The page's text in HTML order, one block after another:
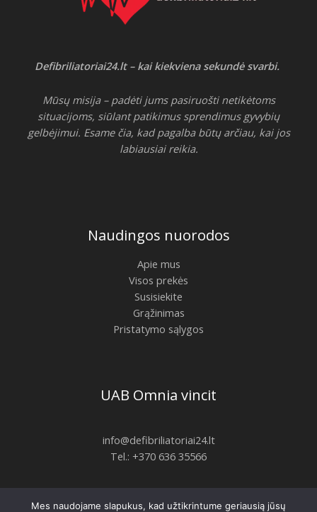
Defibriliatoriai24.lt – kai kiekviena sekundė svarbi.
Mūsų misija – padėti jums pasiruošti netikėtoms
situacijoms, siūlant patikimus sprendimus gyvybių
gelbėjimui. Esame čia, kad pagalba būtų arčiau, kai jos
labiausiai reikia.
Naudingos nuorodos
Apie mus
Visos prekės
Susisiekite
Grąžinimas
Pristatymo sąlygos
UAB Omnia vincit
info@defibriliatoriai24.lt
Tel.: +370 636 35566
Mes naudojame slapukus, kad užtikrintume geriausią jūsų